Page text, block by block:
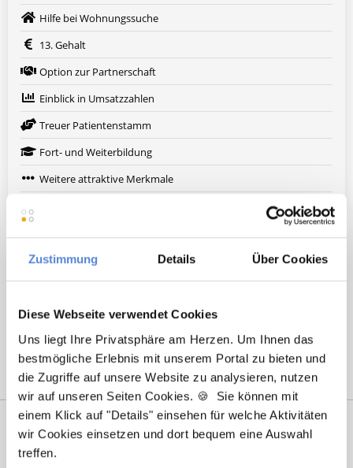
Zustimmung Details Über Cookies
Diese Webseite verwendet Cookies
Uns liegt Ihre Privatsphäre am Herzen. Um Ihnen das
bestmögliche Erlebnis mit unserem Portal zu bieten und
die Zugriffe auf unsere Website zu analysieren, nutzen
wir auf unseren Seiten Cookies. 🍪 Sie können mit
einem Klick auf "Details" einsehen für welche Aktivitäten
wir Cookies einsetzen und dort bequem eine Auswahl
treffen.
Hilfe bei Wohnungssuche
13. Gehalt
Option zur Partnerschaft
Einblick in Umsatzzahlen
Treuer Patientenstamm
Fort- und Weiterbildung
Weitere attraktive Merkmale
Hier finden Sie aktuelle Stellenangebote in Ihrer
Wunschregion:
Heidelberg|Krefeld|Lippstadt| Mannheim
Nürnberg
Ulm Wuppertal| Würzburg